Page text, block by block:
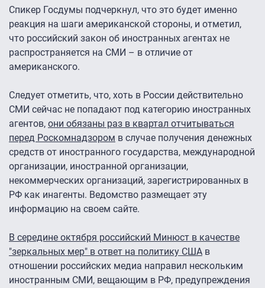
Спикер Госдумы подчеркнул, что это будет именно
реакция на шаги американской стороны, и отметил,
что российский закон об иностранных агентах не
распространяется на СМИ – в отличие от
американского.
Следует отметить, что, хоть в России действительно
СМИ сейчас не попадают под категорию иностранных
агентов, они обязаны раз в квартал отчитываться
перед Роскомнадзором в случае получения денежных
средств от иностранного государства, международной
организации, иностранной организации,
некоммерческих организаций, зарегистрированных в
РФ как инагенты. Ведомство размещает эту
информацию на своем сайте.
В середине октября российский Минюст в качестве
"зеркальных мер" в ответ на политику США в
отношении российских медиа направил нескольким
иностранным СМИ, вещающим в РФ, предупреждения